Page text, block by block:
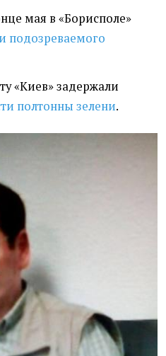
мая в «Борисполе»
подозреваемого
«Киев» задержали
полтонны зелени.